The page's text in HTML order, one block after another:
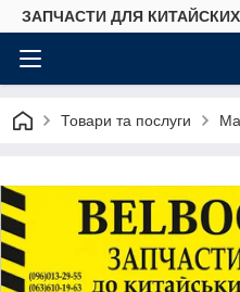
ЗАПЧАСТИ ДЛЯ
Товари та послуги